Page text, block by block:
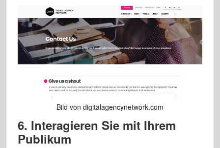
Bild von digitalagencynetwork.com
6. Interagieren Sie mit Ihrem
Publikum